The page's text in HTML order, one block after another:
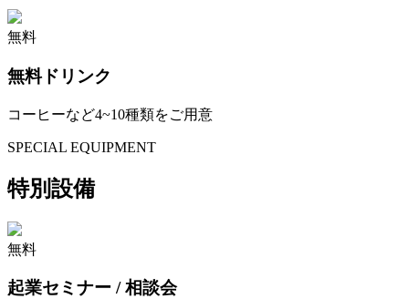
無料
無料ドリンク
コーヒーなど4~10種類をご用意
SPECIAL EQUIPMENT
特別設備
無料
起業セミナー / 相談会